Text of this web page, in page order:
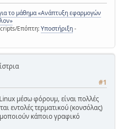
το μάθημα «Ανάπτυξη εφαρμογών
Επόπτη:Υποστήριξη-
#1
μέσω φόρουμ, είναι πολλές
εντολές τερματικού (κονσόλας)
κάποιο γραφικό